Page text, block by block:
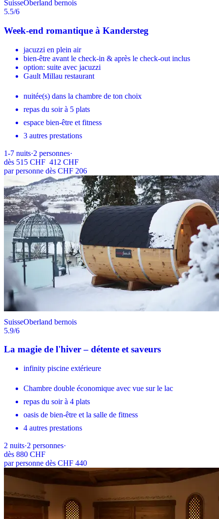
SuisseOberland bernois
5.5/6
Week-end romantique à Kandersteg
jacuzzi en plein air
bien-être avant le check-in & après le check-out inclus
option: suite avec jacuzzi
Gault Millau restaurant
nuitée(s) dans la chambre de ton choix
repas du soir à 5 plats
espace bien-être et fitness
3 autres prestations
1-7 nuits·2 personnes·
dès 515 CHF 412 CHF
par personne dès CHF 206
SuisseOberland bernois
5.9/6
La magie de l'hiver – détente et saveurs
infinity piscine extérieure
Chambre double économique avec vue sur le lac
repas du soir à 4 plats
oasis de bien-être et la salle de fitness
4 autres prestations
2 nuits·2 personnes·
dès 880 CHF
par personne dès CHF 440